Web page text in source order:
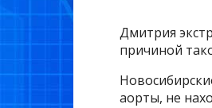
Дмитрия
причиной
аорты, не